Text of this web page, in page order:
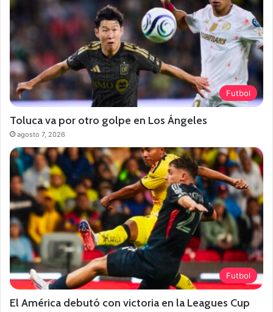
Futbol
Toluca va por otro golpe en Los Ángeles
agosto 7, 2026
Futbol
El América debutó con victoria en la Leagues Cup